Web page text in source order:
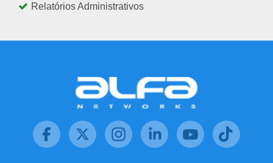
Relatórios Administrativos